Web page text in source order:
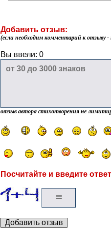
Добавить отзыв:
(если необходим комментарий к отзыву -
Вы ввели: 0
отзыв автора стихотворения не
Посчитайте и введите